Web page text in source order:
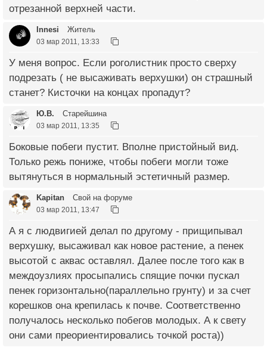
отрезанной верхней части.
Innesi Житель
03 мар 2011, 13:33
У меня вопрос. Если роголистник просто сверху
подрезать ( не высаживать верхушки) он страшный
станет? Кисточки на концах пропадут?
Ю.В. Старейшина
03 мар 2011, 13:35
Боковые побеги пустит. Вполне пристойный вид.
Только режь пониже, чтобы побеги могли тоже
вытянуться в нормальный эстетичный размер.
Kapitan Свой на форуме
03 мар 2011, 13:47
А я с людвигией делал по другому - прищипывал
верхушку, высаживал как новое растение, а пенек
высотой с аквас оставлял. Далее после того как в
междоузлиях просыпались спящие почки пускал
пенек горизонтально(параллельно грунту) и за счет
корешков она крепилась к почве. Соответственно
получалось несколько побегов молодых. А к свету
они сами преориентировались точкой роста))